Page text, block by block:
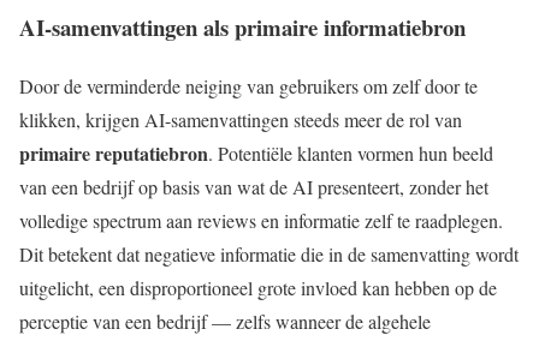
AI-samenvattingen als primaire informatiebron
Door de verminderde neiging van gebruikers om zelf door te
klikken, krijgen AI-samenvattingen steeds meer de rol van
primaire reputatiebron. Potentiële klanten vormen hun beeld
van een bedrijf op basis van wat de AI presenteert, zonder het
volledige spectrum aan reviews en informatie zelf te raadplegen.
Dit betekent dat negatieve informatie die in de samenvatting wordt
uitgelicht, een disproportioneel grote invloed kan hebben op de
perceptie van een bedrijf — zelfs wanneer de algehele